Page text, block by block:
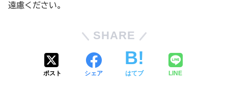
遠慮ください。
SHARE
ポスト シェア はてブ LINE